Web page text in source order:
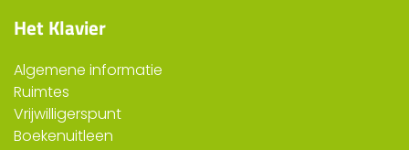
Het Klavier
Algemene informatie
Ruimtes
Vrijwilligerspunt
Boekenuitleen